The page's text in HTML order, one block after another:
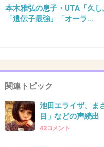
これを思い出した
本木雅弘の息子・UTA「久
「遺伝子最強」「オーラ...
関連トピック
池田エライザ、ま
目」などの声続出
42コメント